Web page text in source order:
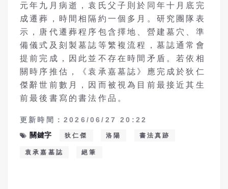
元年九月病逝，袁氏父子則於同年十月底完
成遷葬，時間相隔約一個多月。研究團隊表
示，唐代遷葬程序包含擇地、營建墓穴、準
備儀式及刻製墓誌等繁複流程，墓誌通常會
提前完成，因此並不存在時間矛盾。若依相
關時序推估，《袁承嘉墓誌》應完成於狄仁
傑辭世前數月，因而被視為目前最接近其生
前最後書寫的書法作品。
更新時間：2026/06/27 20:22
關鍵字
狄仁傑 洛陽 書法真跡
袁承嘉墓誌 絕筆